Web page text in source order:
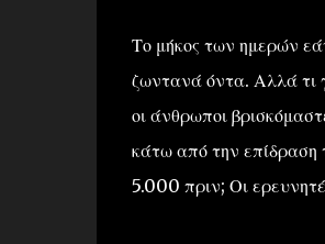
Το μήκος των ημερών
ζωντανά όντα. Αλλά τι
οι άνθρωποι
κάτω από την επίδραση
5.000 πριν; Οι